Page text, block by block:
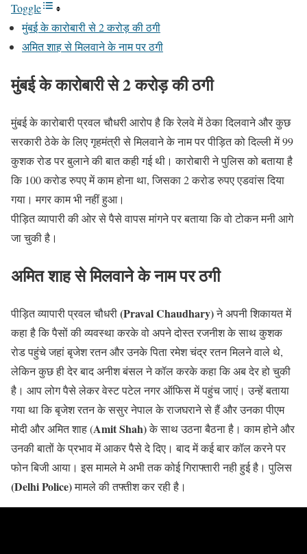
Toggle
मुंबई के कारोबारी से 2 करोड़ की ठगी
अमित शाह से मिलवाने के नाम पर ठगी
मुंबई के कारोबारी से 2 करोड़ की ठगी
मुंबई के कारोबारी प्रवल चौधरी आरोप है कि रेलवे में ठेका दिलवाने और कुछ
सरकारी ठेके के लिए गृहमंत्री से मिलवाने के नाम पर पीड़ित को दिल्ली में 99
कुशक रोड पर बुलाने की बात कही गई थी। कारोबारी ने पुलिस को बताया है
कि 100 करोड रुपए में काम होना था, जिसका 2 करोड रुपए एडवांस दिया
गया। मगर काम भी नहीं हुआ।
पीड़ित व्यापारी की ओर से पैसे वापस मांगने पर बताया कि वो टोकन मनी आगे
जा चुकी है।
अमित शाह से मिलवाने के नाम पर ठगी
पीड़ित व्यापारी प्रवल चौधरी(Praval Chaudhary)ने अपनी शिकायत में
कहा है कि पैसों की व्यवस्था करके वो अपने दोस्त रजनीश के साथ कुशक
रोड पहुंचे जहां बृजेश रतन और उनके पिता रमेश चंद्र रतन मिलने वाले थे,
लेकिन कुछ ही देर बाद अनीश बंसल ने कॉल करके कहा कि अब देर हो चुकी
है। आप लोग पैसे लेकर वेस्ट पटेल नगर ऑफिस में पहुंच जाएं। उन्हें बताया
गया था कि बृजेश रतन के ससुर नेपाल के राजघराने से हैं और उनका पीएम
मोदी और अमित शाह (Amit Shah)के साथ उठना बैठना है। काम होने और
उनकी बातों के प्रभाव में आकर पैसे दे दिए। बाद में कई बार कॉल करने पर
फोन बिजी आया। इस मामले मे अभी तक कोई गिराफ्तारी नही हुई है। पुलिस
(Delhi Police)मामले की तफ्तीश कर रही है।